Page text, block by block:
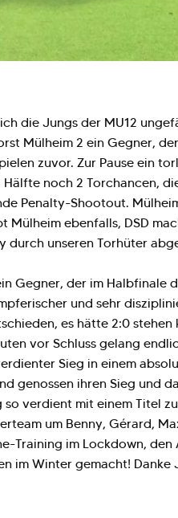
die Jungs der MU12
Mülheim 2 ein Gegner,
zuvor. Zur Pause ein
noch 2 Torchancen,
Penalty-Shootout.
Mülheim ebenfalls, DSD
durch unseren Torhüter
Gegner, der im
und sehr
es hätte 2:0
vor Schluss gelang
Sieg in einem
genossen ihren Sieg und
verdient mit einem Titel
um Benny, Gérard,
Training im Lockdown,
im Winter gemacht! Danke